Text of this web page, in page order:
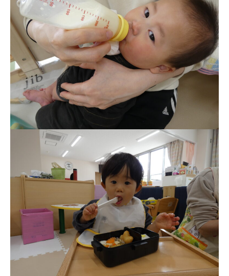
園のこと
園舎案内
安⼼・安全対策
給⾷
課外教室
理事長のことば
教育と保育
美⽊多幼稚園の理想
園の1⽇
年間⾏事
預かり保育［ヒラソル ]
美⽊多チコス
美⽊多チコスについて